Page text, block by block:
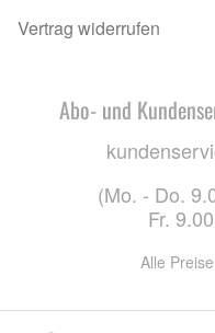
Vertrag widerrufen
Abo- und
(Mo. - Do.
Fr.
Alle